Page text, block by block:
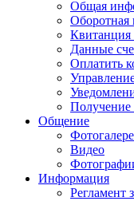
Общая
Оборотная
Квитанция
Данные
Оплатить
Получение
Общение
Видео
Информация
Регламент